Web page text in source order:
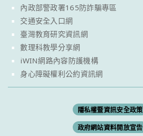
內政部警政署165防詐騙專區
交通安全入口網
臺灣教育研究資訊網
數理科教學分享網
iWIN網路內容防護機構
身心障礙權利公約資訊網
隱私權暨資訊安全政策
政府網站資料開放宣告